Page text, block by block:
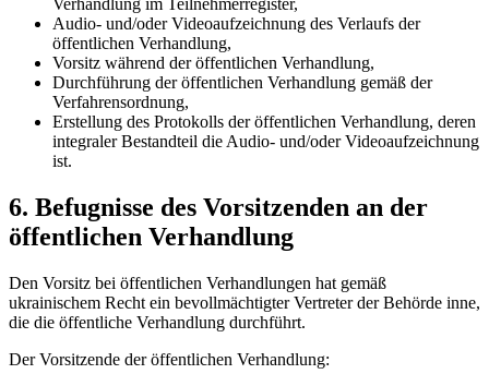
Verhandlung im Teilnehmerregister,
Audio- und/oder Videoaufzeichnung des Verlaufs der
öffentlichen Verhandlung,
Vorsitz während der öffentlichen Verhandlung,
Durchführung der öffentlichen Verhandlung gemäß der
Verfahrensordnung,
Erstellung des Protokolls der öffentlichen Verhandlung, deren
integraler Bestandteil die Audio- und/oder Videoaufzeichnung
ist.
6. Befugnisse des Vorsitzenden an der
öffentlichen Verhandlung
Den Vorsitz bei öffentlichen Verhandlungen hat gemäß
ukrainischem Recht ein bevollmächtigter Vertreter der Behörde inne,
die die öffentliche Verhandlung durchführt.
Der Vorsitzende der öffentlichen Verhandlung: